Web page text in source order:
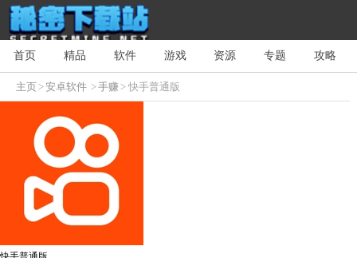
首页 精品 软件 游戏 资源 专题 攻略
主页>安卓软件 >手赚> 快手普通版